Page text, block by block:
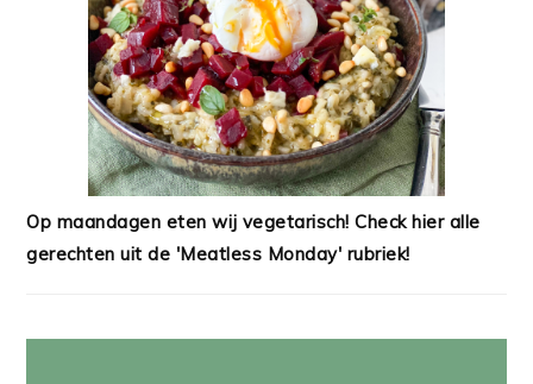
Op maandagen eten wij vegetarisch! Check hier alle
gerechten uit de 'Meatless Monday' rubriek!